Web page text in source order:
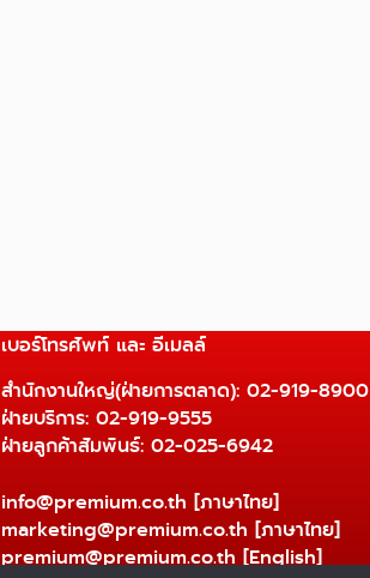
เบอร์โทรศัพท์ และ อีเมลล์
สำนักงานใหญ่(ฝ่ายการตลาด): 02-919-8900
ฝ่ายบริการ: 02-919-9555
ฝ่ายลูกค้าสัมพันธ์: 02-025-6942
info@premium.co.th [ภาษาไทย]
marketing@premium.co.th [ภาษาไทย]
premium@premium.co.th [English]